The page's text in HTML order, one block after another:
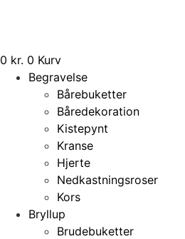
0 kr. 0 Kurv
Begravelse
Bårebuketter
Båredekoration
Kistepynt
Kranse
Hjerte
Nedkastningsroser
Kors
Bryllup
Brudebuketter